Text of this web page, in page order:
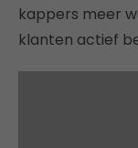
kappers meer
klanten actief